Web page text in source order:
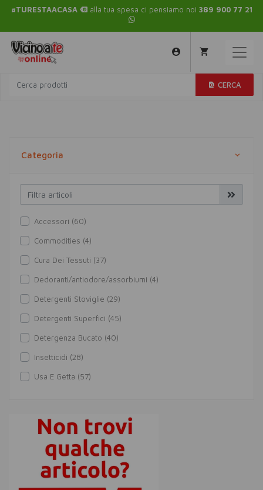
#TURESTAACASA alla tua spesa ci pensiamo noi 389 900 77 21
CERCA
Categoria
Accessori (60)
Commodities (4)
Cura Dei Tessuti (37)
Dedoranti/antiodore/assorbiumi (4)
Detergenti Stoviglie (29)
Detergenti Superfici (45)
Detergenza Bucato (40)
Insetticidi (28)
Usa E Getta (57)